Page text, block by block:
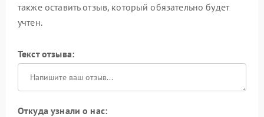
также оставить отзыв, который обязательно будет
учтен.
Текст отзыва:
Откуда узнали о нас: